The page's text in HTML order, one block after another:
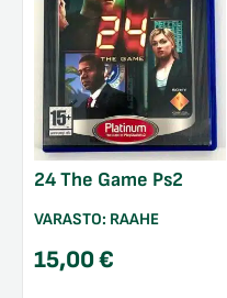
24 The Game Ps2
VARASTO: RAAHE
15,00€